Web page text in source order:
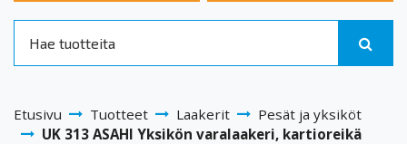
Etusivu Tuotteet Laakerit
Pesät ja yksiköt
UK 313 ASAHI Yksikön varalaakeri, kartioreikä